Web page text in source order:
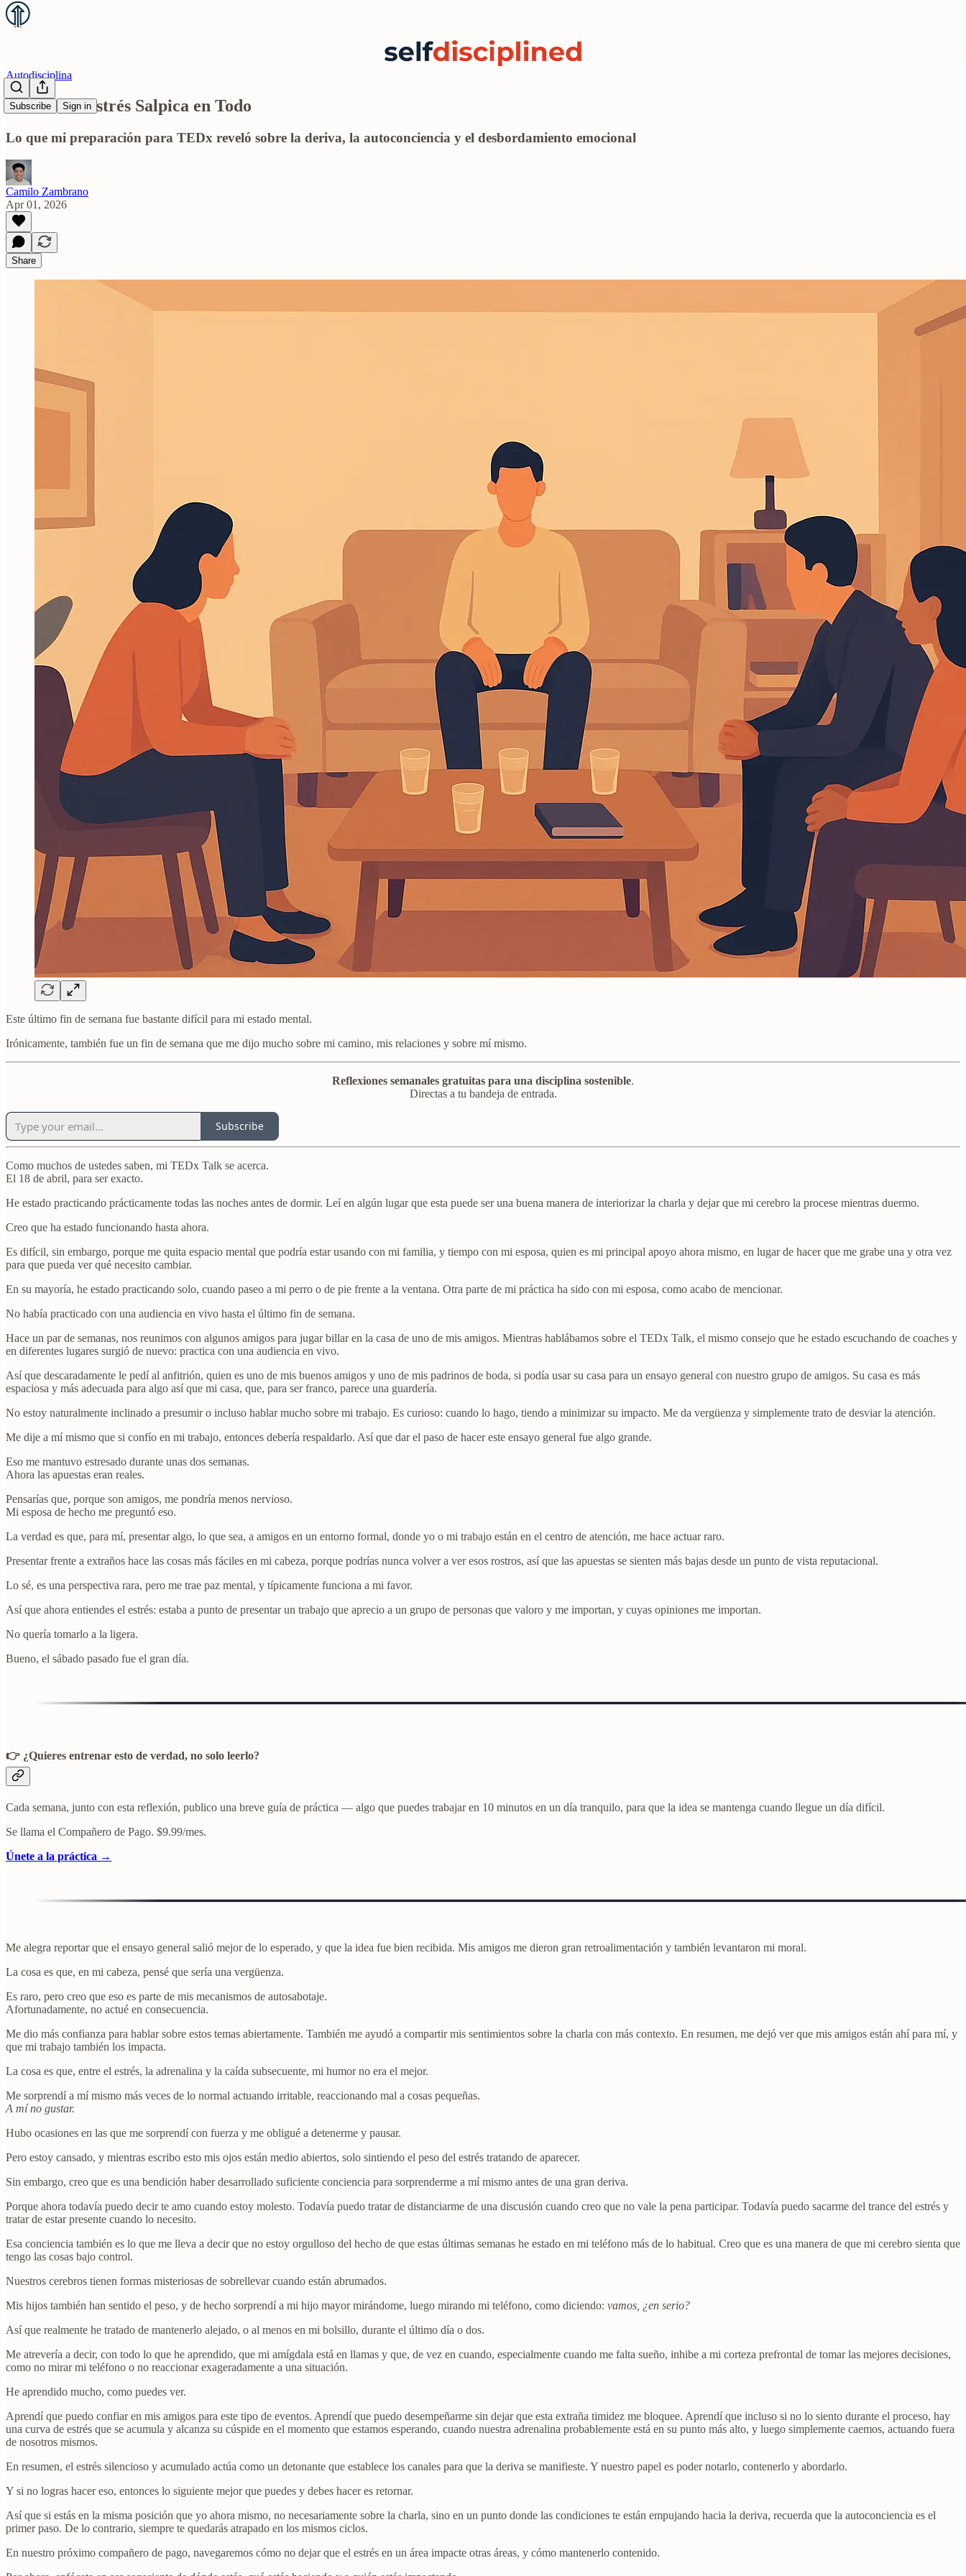
Subscribe Sign in
Autodisciplina
Cuando el Estrés Salpica en Todo
Lo que mi preparación para TEDx reveló sobre la deriva, la autoconciencia y el desbordamiento emocional
Camilo Zambrano
Apr 01, 2026
Share
Este último fin de semana fue bastante difícil para mi estado mental.
Irónicamente, también fue un fin de semana que me dijo mucho sobre mi camino, mis relaciones y sobre mí mismo.
Reflexiones semanales gratuitas para una disciplina sostenible.
Directas a tu bandeja de entrada.
Subscribe
Como muchos de ustedes saben, mi TEDx Talk se acerca.
El 18 de abril, para ser exacto.
He estado practicando prácticamente todas las noches antes de dormir. Leí en algún lugar que esta puede ser una buena manera de interiorizar la charla y dejar que mi cerebro la procese mientras duermo.
Creo que ha estado funcionando hasta ahora.
Es difícil, sin embargo, porque me quita espacio mental que podría estar usando con mi familia, y tiempo con mi esposa, quien es mi principal apoyo ahora mismo, en lugar de hacer que me grabe una y otra vez
para que pueda ver qué necesito cambiar.
En su mayoría, he estado practicando solo, cuando paseo a mi perro o de pie frente a la ventana. Otra parte de mi práctica ha sido con mi esposa, como acabo de mencionar.
No había practicado con una audiencia en vivo hasta el último fin de semana.
Hace un par de semanas, nos reunimos con algunos amigos para jugar billar en la casa de uno de mis amigos. Mientras hablábamos sobre el TEDx Talk, el mismo consejo que he estado escuchando de coaches y
en diferentes lugares surgió de nuevo: practica con una audiencia en vivo.
Así que descaradamente le pedí al anfitrión, quien es uno de mis buenos amigos y uno de mis padrinos de boda, si podía usar su casa para un ensayo general con nuestro grupo de amigos. Su casa es más
espaciosa y más adecuada para algo así que mi casa, que, para ser franco, parece una guardería.
No estoy naturalmente inclinado a presumir o incluso hablar mucho sobre mi trabajo. Es curioso: cuando lo hago, tiendo a minimizar su impacto. Me da vergüenza y simplemente trato de desviar la atención.
Me dije a mí mismo que si confío en mi trabajo, entonces debería respaldarlo. Así que dar el paso de hacer este ensayo general fue algo grande.
Eso me mantuvo estresado durante unas dos semanas.
Ahora las apuestas eran reales.
Pensarías que, porque son amigos, me pondría menos nervioso.
Mi esposa de hecho me preguntó eso.
La verdad es que, para mí, presentar algo, lo que sea, a amigos en un entorno formal, donde yo o mi trabajo están en el centro de atención, me hace actuar raro.
Presentar frente a extraños hace las cosas más fáciles en mi cabeza, porque podrías nunca volver a ver esos rostros, así que las apuestas se sienten más bajas desde un punto de vista reputacional.
Lo sé, es una perspectiva rara, pero me trae paz mental, y típicamente funciona a mi favor.
Así que ahora entiendes el estrés: estaba a punto de presentar un trabajo que aprecio a un grupo de personas que valoro y me importan, y cuyas opiniones me importan.
No quería tomarlo a la ligera.
Bueno, el sábado pasado fue el gran día.
👉 ¿Quieres entrenar esto de verdad, no solo leerlo?
Cada semana, junto con esta reflexión, publico una breve guía de práctica — algo que puedes trabajar en 10 minutos en un día tranquilo, para que la idea se mantenga cuando llegue un día difícil.
Se llama el Compañero de Pago. $9.99/mes.
Únete a la práctica →
Me alegra reportar que el ensayo general salió mejor de lo esperado, y que la idea fue bien recibida. Mis amigos me dieron gran retroalimentación y también levantaron mi moral.
La cosa es que, en mi cabeza, pensé que sería una vergüenza.
Es raro, pero creo que eso es parte de mis mecanismos de autosabotaje.
Afortunadamente, no actué en consecuencia.
Me dio más confianza para hablar sobre estos temas abiertamente. También me ayudó a compartir mis sentimientos sobre la charla con más contexto. En resumen, me dejó ver que mis amigos están ahí para mí, y
que mi trabajo también los impacta.
La cosa es que, entre el estrés, la adrenalina y la caída subsecuente, mi humor no era el mejor.
Me sorprendí a mí mismo más veces de lo normal actuando irritable, reaccionando mal a cosas pequeñas.
A mí no gustar.
Hubo ocasiones en las que me sorprendí con fuerza y me obligué a detenerme y pausar.
Pero estoy cansado, y mientras escribo esto mis ojos están medio abiertos, solo sintiendo el peso del estrés tratando de aparecer.
Sin embargo, creo que es una bendición haber desarrollado suficiente conciencia para sorprenderme a mí mismo antes de una gran deriva.
Porque ahora todavía puedo decir te amo cuando estoy molesto. Todavía puedo tratar de distanciarme de una discusión cuando creo que no vale la pena participar. Todavía puedo sacarme del trance del estrés y
tratar de estar presente cuando lo necesito.
Esa conciencia también es lo que me lleva a decir que no estoy orgulloso del hecho de que estas últimas semanas he estado en mi teléfono más de lo habitual. Creo que es una manera de que mi cerebro sienta que
tengo las cosas bajo control.
Nuestros cerebros tienen formas misteriosas de sobrellevar cuando están abrumados.
Mis hijos también han sentido el peso, y de hecho sorprendí a mi hijo mayor mirándome, luego mirando mi teléfono, como diciendo: vamos, ¿en serio?
Así que realmente he tratado de mantenerlo alejado, o al menos en mi bolsillo, durante el último día o dos.
Me atrevería a decir, con todo lo que he aprendido, que mi amígdala está en llamas y que, de vez en cuando, especialmente cuando me falta sueño, inhibe a mi corteza prefrontal de tomar las mejores decisiones,
como no mirar mi teléfono o no reaccionar exageradamente a una situación.
He aprendido mucho, como puedes ver.
Aprendí que puedo confiar en mis amigos para este tipo de eventos. Aprendí que puedo desempeñarme sin dejar que esta extraña timidez me bloquee. Aprendí que incluso si no lo siento durante el proceso, hay
una curva de estrés que se acumula y alcanza su cúspide en el momento que estamos esperando, cuando nuestra adrenalina probablemente está en su punto más alto, y luego simplemente caemos, actuando fuera
de nosotros mismos.
En resumen, el estrés silencioso y acumulado actúa como un detonante que establece los canales para que la deriva se manifieste. Y nuestro papel es poder notarlo, contenerlo y abordarlo.
Y si no logras hacer eso, entonces lo siguiente mejor que puedes y debes hacer es retornar.
Así que si estás en la misma posición que yo ahora mismo, no necesariamente sobre la charla, sino en un punto donde las condiciones te están empujando hacia la deriva, recuerda que la autoconciencia es el
primer paso. De lo contrario, siempre te quedarás atrapado en los mismos ciclos.
En nuestro próximo compañero de pago, navegaremos cómo no dejar que el estrés en un área impacte otras áreas, y cómo mantenerlo contenido.